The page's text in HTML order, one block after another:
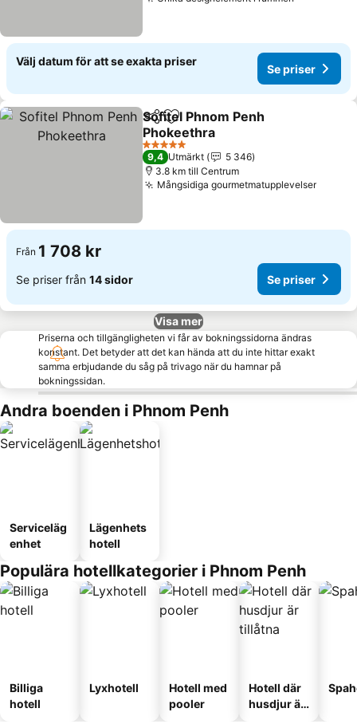
Välj datum för att se exakta priser
Se priser
Dela Lägg till i Mina Favoriter
Sofitel Phnom Penh
Phokeethra
Se priser
5 Stjärnor
9,4 Utmärkt
5 346
3.8 km till Centrum
Mångsidiga gourmetmatupplevelserSe
Från 1 708 kr
Se priser från 14 sidor Se priser
Visa mer
Priserna och tillgängligheten vi får av bokningssidorna ändras
konstant. Det betyder att det kan hända att du inte hittar exakt
samma erbjudande du såg på trivago när du hamnar på
bokningssidan.
Andra boenden i Phnom Penh
Serviceläg
enhet
Lägenhets
hotell
Populära hotellkategorier i Phnom Penh
Billiga
hotell
Lyxhotell
Hotell med
pooler
Hotell där
husdjur är